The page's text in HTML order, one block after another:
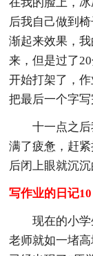
后我自己做到
渐起来效果，
来，但是过了
开始打架了，
把最后一个字写
十一点之
满了疲惫，赶
后闭上眼就沉沉
写作业的日记10
现在的小
老师就如一堵